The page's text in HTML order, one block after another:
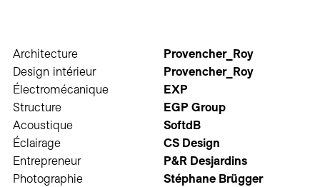
Architecture
Provencher_Roy
Design intérieur
Provencher_Roy
Électromécanique
EXP
Structure
EGP Group
Acoustique
SoftdB
Éclairage
CS Design
Entrepreneur
P&R Desjardins
Photographie
Stéphane Brügger